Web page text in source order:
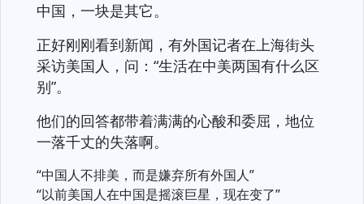
中国，一块是其它。
正好刚刚看到新闻，有外国记者在上海街头
采访美国人，问：“生活在中美两国有什么区
别”。
他们的回答都带着满满的心酸和委屈，地位
一落千丈的失落啊。
“中国人不排美，而是嫌弃所有外国人”
“以前美国人在中国是摇滚巨星，现在变了”